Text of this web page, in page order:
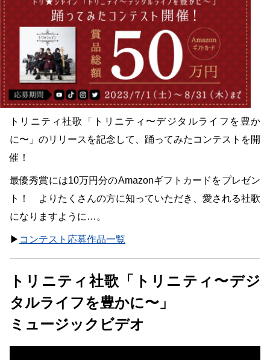
トリニティ社歌「トリニティ〜デジタルライフを豊か
に〜」のリリースを記念して、踊ってみたコンテストを開
催！
最優秀賞には10万円分のAmazonギフトカードをプレゼン
ト！ よりたくさんの方に知っていただき、愛される社歌
になりますように…。
▶︎ コンテスト応募作品一覧
トリニティ社歌「トリニティ〜デジ
タルライフを豊かに〜」
ミュージックビデオ